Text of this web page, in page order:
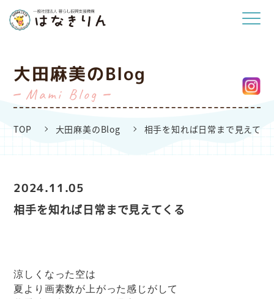
大田麻美のBlog
Mami Blog
TOP 大田麻美のBlog 相手を知れば日常まで見えてく
2024.11.05
相手を知れば日常まで見えてくる
涼しくなった空は
夏より画素数が上がった感じがして